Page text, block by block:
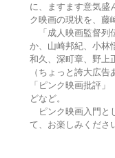
に、ますます意気盛
ク映画の現状を、藤
「成人映画監督列
か、山崎邦紀、小林
和久、深町章、野上
（ちょっと誇大広告
「ピンク映画批評
どなど。
ピンク映画入門と
て、お楽しみくださ